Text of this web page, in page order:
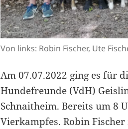
Von links: Robin Fischer, Ute
Am 07.07.2022 ging es für
Hundefreunde (VdH)
Schnaitheim. Bereits um 8
Vierkampfes. Robin